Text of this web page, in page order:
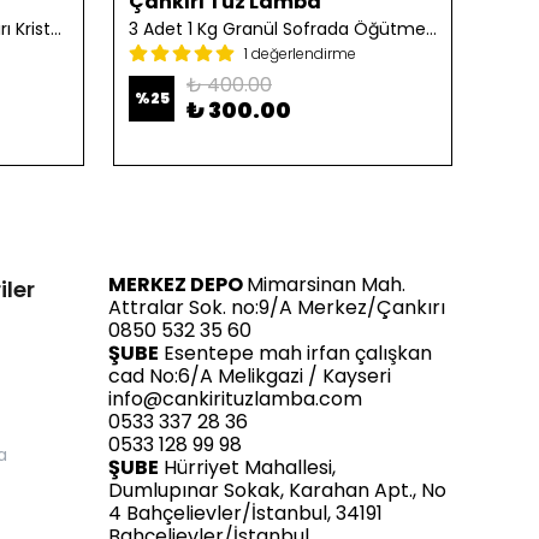
2 Adet 1 Kg Öğütülmüş Çankırı Kristal Kaya Tuzu 3 Adet 1 Kg Granül Sofrada Öğütme Tuzu
1 değerlendirme
%25 ₺ 400.00
₺ 300.00
MERKEZ DEPOMimarsinan Mah.
Attralar Sok. no:9/A Merkez/Çankırı
0850 532 35 60
ŞUBE Esentepe mah irfan çalışkan
cad No:6/A Melikgazi / Kayseri
info@cankirituzlamba.com
0533 337 28 36
0533 128 99 98
ŞUBE Hürriyet Mahallesi,
Dumlupınar Sokak, Karahan Apt., No
4 Bahçelievler/İstanbul, 34191